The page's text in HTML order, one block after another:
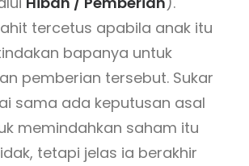
tercetus apabila anak itu
bapanya untuk
pemberian tersebut. Sukar
sama ada keputusan asal
memindahkan saham itu
tetapi jelas ia berakhir